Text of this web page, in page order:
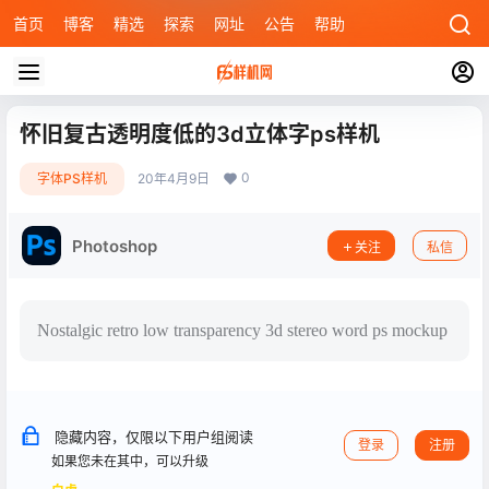
首页 博客 精选 探索 网址 公告 帮助
怀旧复古透明度低的3d立体字ps样机
字体PS样机 20年4月9日 0
Photoshop 关注 私信
Nostalgic retro low transparency 3d stereo word ps mockup
隐藏内容，仅限以下用户组阅读
如果您未在其中，可以升级
登录 注册